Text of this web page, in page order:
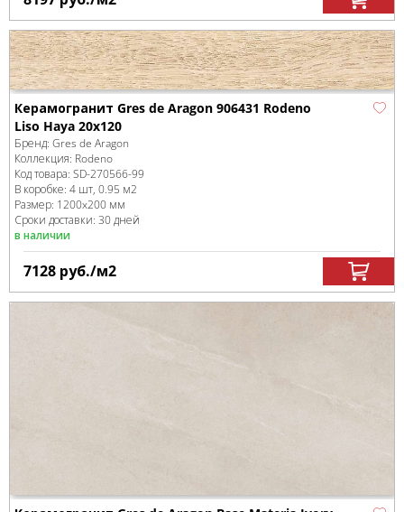
Керамогранит Gres de Aragon 906431 Rodeno
Liso Haya 20x120
Бренд: Gres de Aragon
Коллекция: Rodeno
Код товара: SD-270566-99
В коробке: 4 шт, 0.95 м2
Размер: 1200x200 мм
Сроки доставки: 30 дней
в наличии
7128 руб./м2